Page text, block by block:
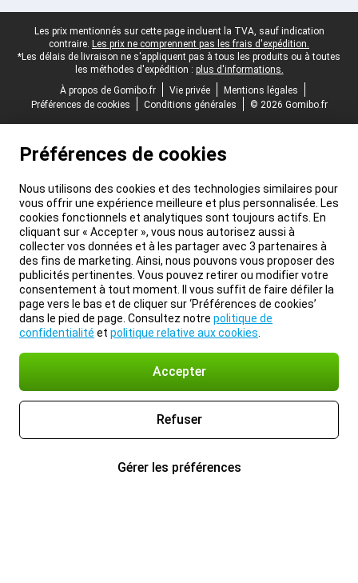
Pied-de-page légal
Les prix mentionnés sur cette page incluent la TVA, sauf indication
contraire. Les prix ne comprennent pas les frais d'expédition.
*Les délais de livraison ne s'appliquent pas à tous les produits ou à toutes
les méthodes d'expédition : plus d'informations.
À propos de Gomibo.fr
Vie privée
Mentions légales
Préférences de cookies
Conditions générales © 2026 Gomibo.fr
Préférences de cookies
Nous utilisons des cookies et des technologies similaires pour
vous offrir une expérience meilleure et plus personnalisée. Les
cookies fonctionnels et analytiques sont toujours actifs. En
cliquant sur « Accepter », vous nous autorisez aussi à
collecter vos données et à les partager avec 3 partenaires à
des fins de marketing. Ainsi, nous pouvons vous proposer des
publicités pertinentes. Vous pouvez retirer ou modifier votre
consentement à tout moment. Il vous suffit de faire défiler la
page vers le bas et de cliquer sur ‘Préférences de cookies’
dans le pied de page. Consultez notre politique de
confidentialité et politique relative aux cookies
Accepter
Refuser
Gérer les préférences